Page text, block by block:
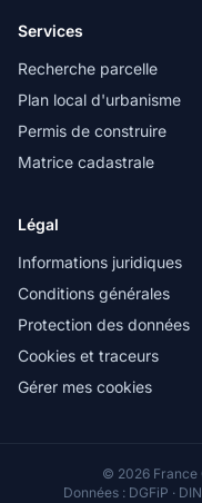
Services
Recherche parcelle
Plan local d'urbanisme
Permis de construire
Matrice cadastrale
Légal
Informations juridiques
Conditions générales
Protection des données
Cookies et traceurs
Gérer mes cookies
© 2026 France
Données : DGFiP ·